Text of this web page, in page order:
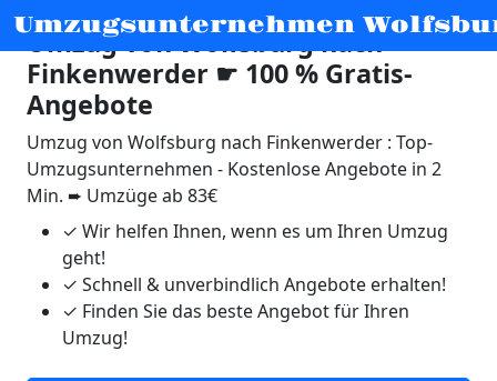
Umzugsunternehmen
Umzug von Wolfsburg nach
Finkenwerder ☛ 100 % Gratis-
Angebote
Umzug von Wolfsburg nach Finkenwerder : Top-
Umzugsunternehmen - Kostenlose Angebote in 2
Min. ➨ Umzüge ab 83€
✓ Wir helfen Ihnen, wenn es um Ihren Umzug
geht!
✓ Schnell & unverbindlich Angebote erhalten!
✓ Finden Sie das beste Angebot für Ihren
Umzug!